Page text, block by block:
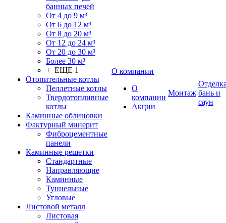
банных печей
От 4 до 9 м³
От 6 до 12 м³
От 8 до 20 м³
От 12 до 24 м³
От 20 до 30 м³
Более 30 м³
+ ЕЩЕ 1
Отопительные котлы
Пеллетные котлы
Твердотопливные
котлы
Каминные облицовки
Фактурный минерит
Фиброцементные
панели
Каминные решетки
Стандартные
Направляющие
Каминные
Туннельные
Угловые
Листовой металл
Листовая
О компании
О
компании
Акции
Монтаж бань и
саун